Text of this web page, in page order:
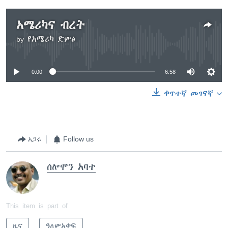
አሜሪካና ብረት
by የአሜሪካ ድምፅ
No media source currently available
0:00 6:58
ቀጥተኛ መገናኛ
አጋሩ Follow us
ሰሎሞን አባተ
This item is part of
ዜና ዓለምአቀፍ